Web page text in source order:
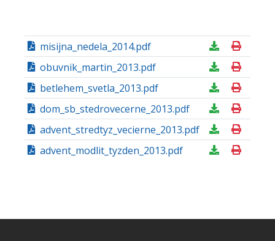
misijna_nedela_2014.pdf
obuvnik_martin_2013.pdf
betlehem_svetla_2013.pdf
dom_sb_stedrovecerne_2013.pdf
advent_stredtyz_vecierne_2013.pdf
advent_modlit_tyzden_2013.pdf